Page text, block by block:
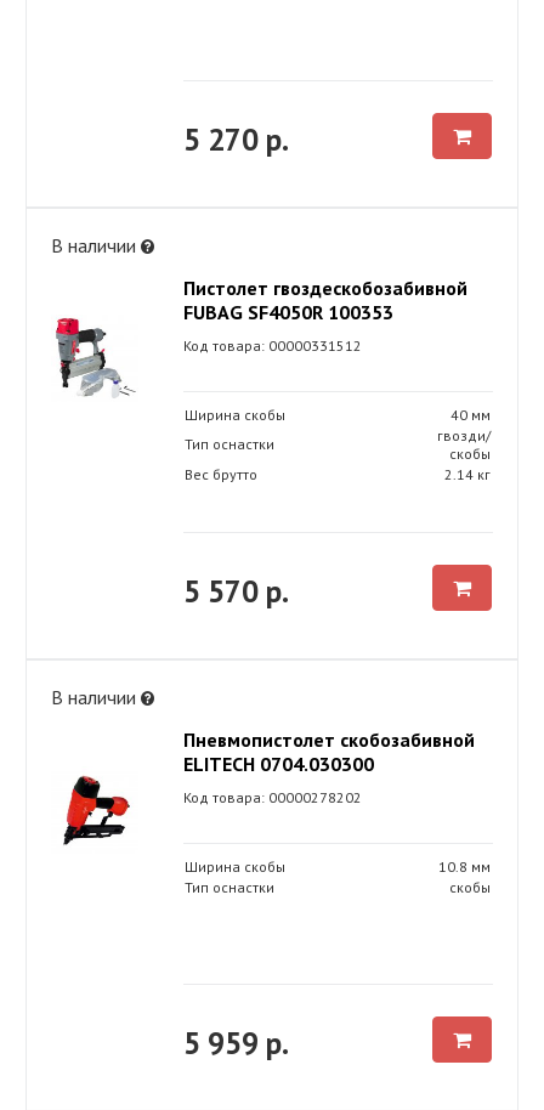
5 270 р.
В наличии
Пистолет гвоздескобозабивной
FUBAG SF4050R 100353
Код товара: 00000331512
Ширина скобы
40 мм
Тип оснастки
гвозди/
скобы
Вес брутто
2.14 кг
5 570 р.
В наличии
Пневмопистолет скобозабивной
ELITECH 0704.030300
Код товара: 00000278202
Ширина скобы
10.8 мм
Тип оснастки
скобы
5 959 р.